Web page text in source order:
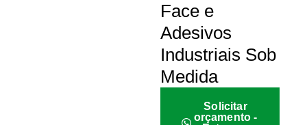
Face e
Adesivos
Industriais Sob
Medida
Solicitar
orçamento -